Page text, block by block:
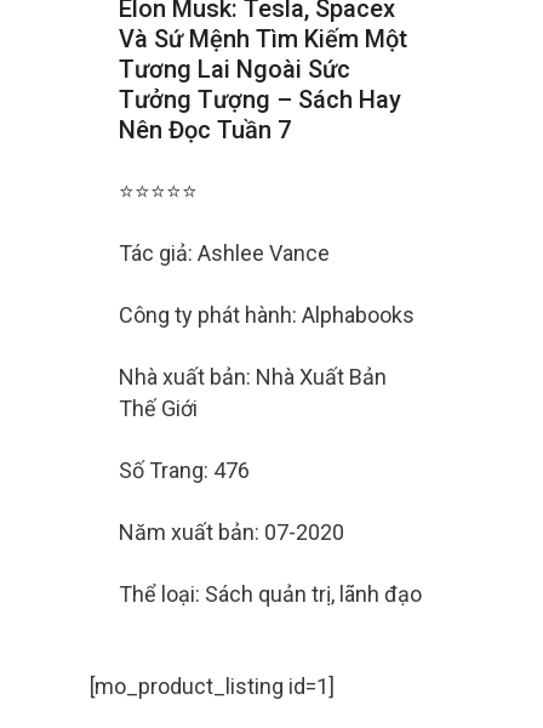
Elon Musk: Tesla, Spacex
Và Sứ Mệnh Tìm Kiếm Một
Tương Lai Ngoài Sức
Tưởng Tượng – Sách Hay
Nên Đọc Tuần 7
⭐⭐⭐⭐⭐
Tác giả: Ashlee Vance
Công ty phát hành: Alphabooks
Nhà xuất bản: Nhà Xuất Bản
Thế Giới
Số Trang: 476
Năm xuất bản: 07-2020
Thể loại: Sách quản trị, lãnh đạo
[mo_product_listing id=1]